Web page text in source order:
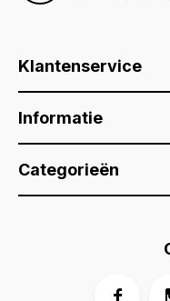
Klantenservice
Informatie
Categorieën